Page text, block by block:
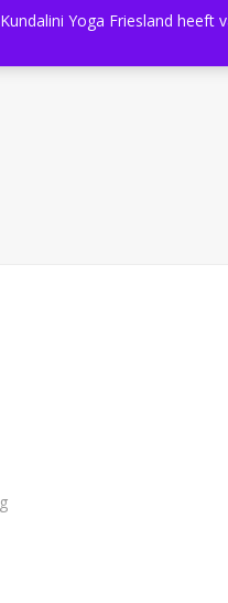
Yoga Friesland